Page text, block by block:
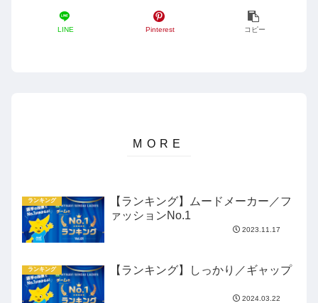
LINE Pinterest コピー
ランキング
【ランキング】ムードメーカー／フ
ァッションNo.1
2023.11.17
ランキング 【ランキング】しっかり／ギャップ
2024.03.22